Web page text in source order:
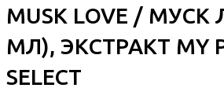
MUSK LOVE / МУСК
МЛ), ЭКСТРАКТ MY
SELECT